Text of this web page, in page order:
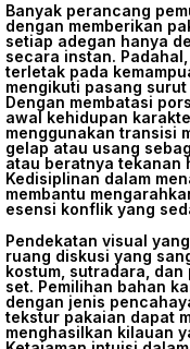
Banyak perancang
dengan memberikan
setiap adegan hanya
secara instan.
terletak pada
mengikuti pasang
Dengan membatasi
awal kehidupan
menggunakan transisi
gelap atau usang
atau beratnya tekanan
Kedisiplinan dalam
membantu
esensi konflik yang
Pendekatan visual
ruang diskusi yang
kostum, sutradara,
set. Pemilihan bahan
dengan jenis
tekstur pakaian dapat
menghasilkan kilauan